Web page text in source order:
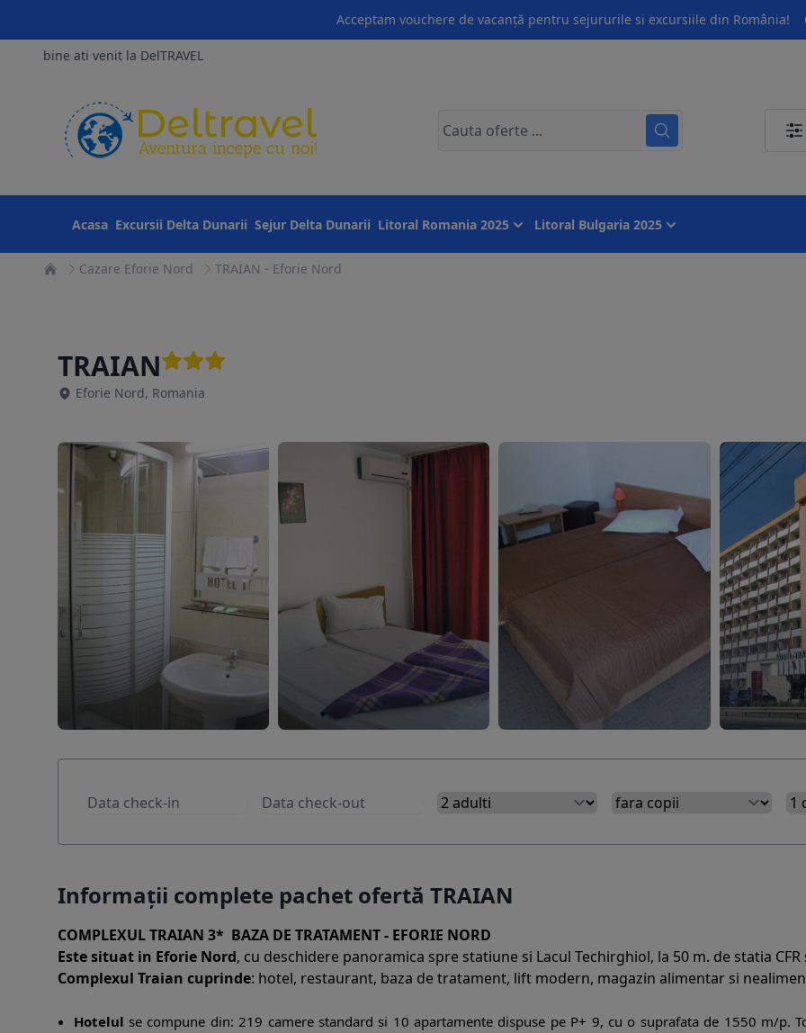
Acceptam vouchere de vacanță pentru sejururile si excursiile din România!
bine ati venit la DelTRAVEL
Acasa Excursii Delta Dunarii Sejur Delta Dunarii Litoral Romania 2025 Litoral Bulgaria 2025
Cazare Eforie Nord TRAIAN - Eforie Nord
TRAIAN
Eforie Nord, Romania
Informații complete pachet ofertă TRAIAN
COMPLEXUL TRAIAN 3* BAZA DE TRATAMENT - EFORIE NORD
Este situat in Eforie Nord, cu deschidere panoramica spre statiune si Lacul Techirghiol, la 50 m. de statia
Complexul Traian cuprinde: hotel, restaurant, baza de tratament, lift modern, magazin alimentar si
Hotelul se compune din: 219 camere standard si 10 apartamente dispuse pe P+ 9, cu o suprafata de 1550 m/p.